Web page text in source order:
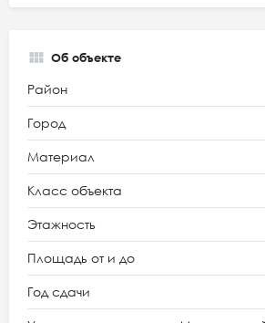
Об объекте
Район
Город
Материал
Класс объекта
Этажность
Площадь от и до
Год сдачи